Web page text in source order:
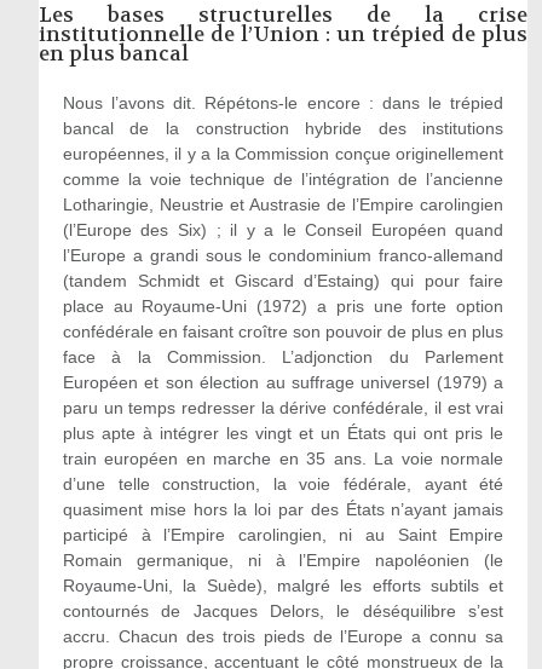
Les bases structurelles de la crise
institutionnelle de l’Union : un trépied de plus
en plus bancal
Nous l’avons dit. Répétons-le encore : dans le trépied
bancal de la construction hybride des institutions
européennes, il y a la Commission conçue originellement
comme la voie technique de l’intégration de l’ancienne
Lotharingie, Neustrie et Austrasie de l’Empire carolingien
(l’Europe des Six) ; il y a le Conseil Européen quand
l’Europe a grandi sous le condominium franco-allemand
(tandem Schmidt et Giscard d’Estaing) qui pour faire
place au Royaume-Uni (1972) a pris une forte option
confédérale en faisant croître son pouvoir de plus en plus
face à la Commission. L’adjonction du Parlement
Européen et son élection au suffrage universel (1979) a
paru un temps redresser la dérive confédérale, il est vrai
plus apte à intégrer les vingt et un États qui ont pris le
train européen en marche en 35 ans. La voie normale
d’une telle construction, la voie fédérale, ayant été
quasiment mise hors la loi par des États n’ayant jamais
participé à l’Empire carolingien, ni au Saint Empire
Romain germanique, ni à l’Empire napoléonien (le
Royaume-Uni, la Suède), malgré les efforts subtils et
contournés de Jacques Delors, le déséquilibre s’est
accru. Chacun des trois pieds de l’Europe a connu sa
propre croissance, accentuant le côté monstrueux de la